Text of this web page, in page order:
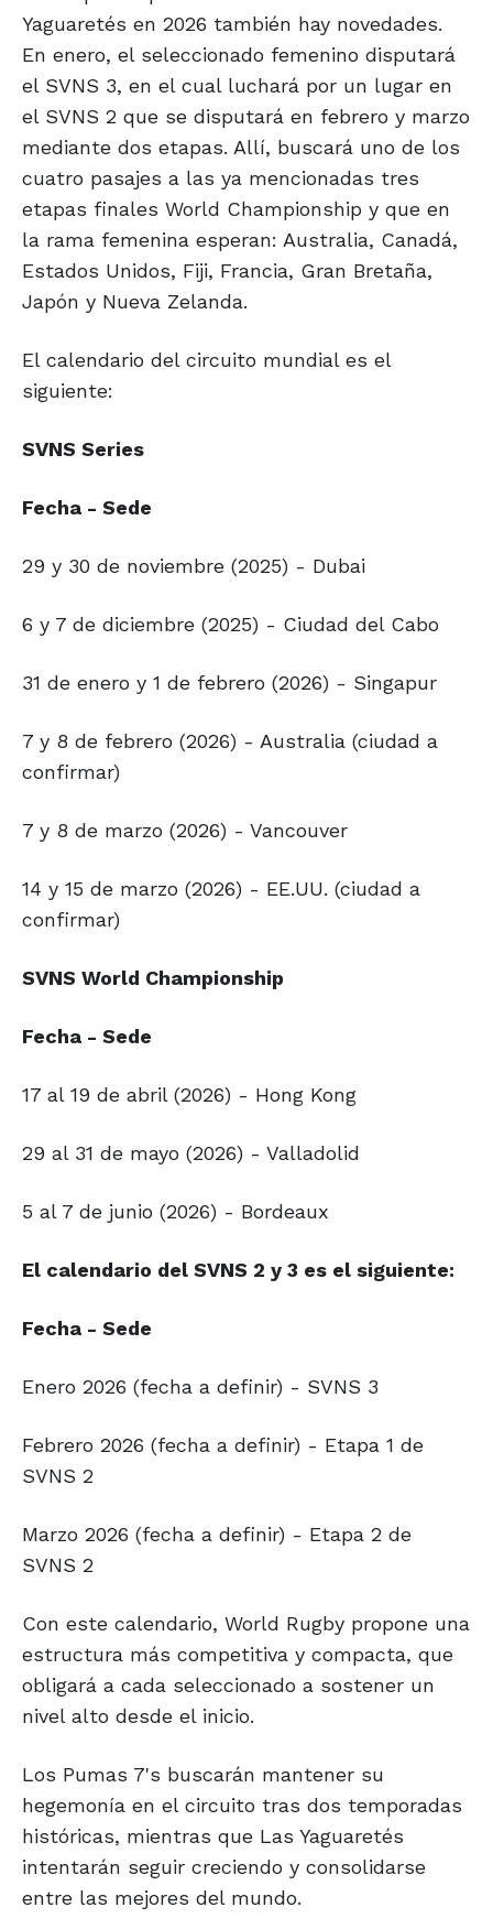
Yaguaretés en 2026 también hay novedades.
En enero, el seleccionado femenino disputará
el SVNS 3, en el cual luchará por un lugar en
el SVNS 2 que se disputará en febrero y marzo
mediante dos etapas. Allí, buscará uno de los
cuatro pasajes a las ya mencionadas tres
etapas finales World Championship y que en
la rama femenina esperan: Australia, Canadá,
Estados Unidos, Fiji, Francia, Gran Bretaña,
Japón y Nueva Zelanda.
El calendario del circuito mundial es el
siguiente:
SVNS Series
Fecha - Sede
29 y 30 de noviembre (2025) - Dubai
6 y 7 de diciembre (2025) - Ciudad del Cabo
31 de enero y 1 de febrero (2026) - Singapur
7 y 8 de febrero (2026) - Australia (ciudad a
confirmar)
7 y 8 de marzo (2026) - Vancouver
14 y 15 de marzo (2026) - EE.UU. (ciudad a
confirmar)
SVNS World Championship
Fecha - Sede
17 al 19 de abril (2026) - Hong Kong
29 al 31 de mayo (2026) - Valladolid
5 al 7 de junio (2026) - Bordeaux
El calendario del SVNS 2 y 3 es el siguiente:
Fecha - Sede
Enero 2026 (fecha a definir) - SVNS 3
Febrero 2026 (fecha a definir) - Etapa 1 de
SVNS 2
Marzo 2026 (fecha a definir) - Etapa 2 de
SVNS 2
Con este calendario, World Rugby propone una
estructura más competitiva y compacta, que
obligará a cada seleccionado a sostener un
nivel alto desde el inicio.
Los Pumas 7's buscarán mantener su
hegemonía en el circuito tras dos temporadas
históricas, mientras que Las Yaguaretés
intentarán seguir creciendo y consolidarse
entre las mejores del mundo.